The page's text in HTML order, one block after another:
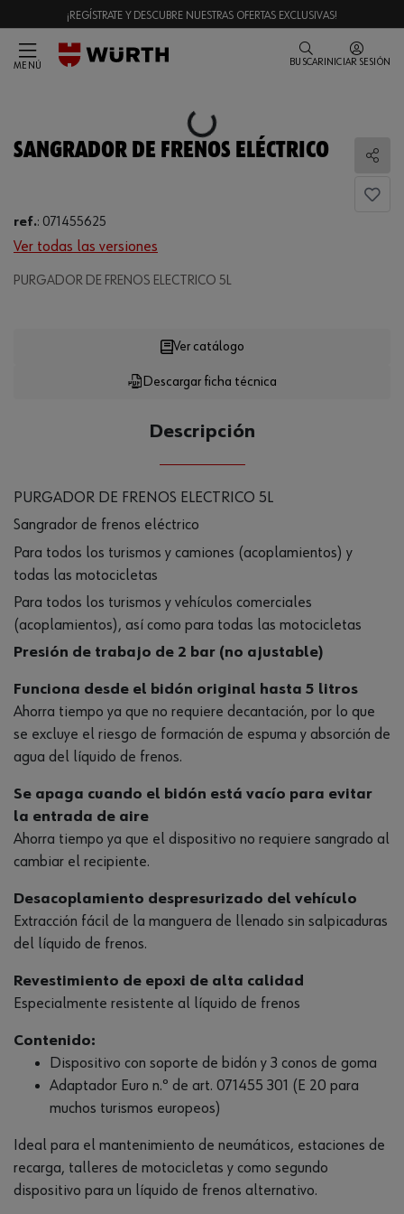
¡REGÍSTRATE Y DESCUBRE NUESTRAS OFERTAS EXCLUSIVAS!
MENÚ BUSCAR INICIAR SESIÓN
Loading...
SANGRADOR DE FRENOS ELÉCTRICO
ref.: 071455625
Ver todas las versiones
PURGADOR DE FRENOS ELECTRICO 5L
Loading...
Descargar ficha técnica
Ver catálogo
Descripción
PURGADOR DE FRENOS ELECTRICO 5L
Sangrador de frenos eléctrico
Para todos los turismos y camiones (acoplamientos) y
todas las motocicletas
Para todos los turismos y vehículos comerciales
(acoplamientos), así como para todas las motocicletas
Presión de trabajo de 2 bar (no ajustable)
Funciona desde el bidón original hasta 5 litros
Ahorra tiempo ya que no requiere decantación, por lo que
se excluye el riesgo de formación de espuma y absorción de
agua del líquido de frenos.
Se apaga cuando el bidón está vacío para evitar
la entrada de aire
Ahorra tiempo ya que el dispositivo no requiere sangrado al
cambiar el recipiente.
Desacoplamiento despresurizado del vehículo
Extracción fácil de la manguera de llenado sin salpicaduras
del líquido de frenos.
Revestimiento de epoxi de alta calidad
Especialmente resistente al líquido de frenos
Contenido:
Dispositivo con soporte de bidón y 3 conos de goma
Adaptador Euro n.º de art. 071455 301 (E 20 para
muchos turismos europeos)
Ideal para el mantenimiento de neumáticos, estaciones de
recarga, talleres de motocicletas y como segundo
dispositivo para un líquido de frenos alternativo.